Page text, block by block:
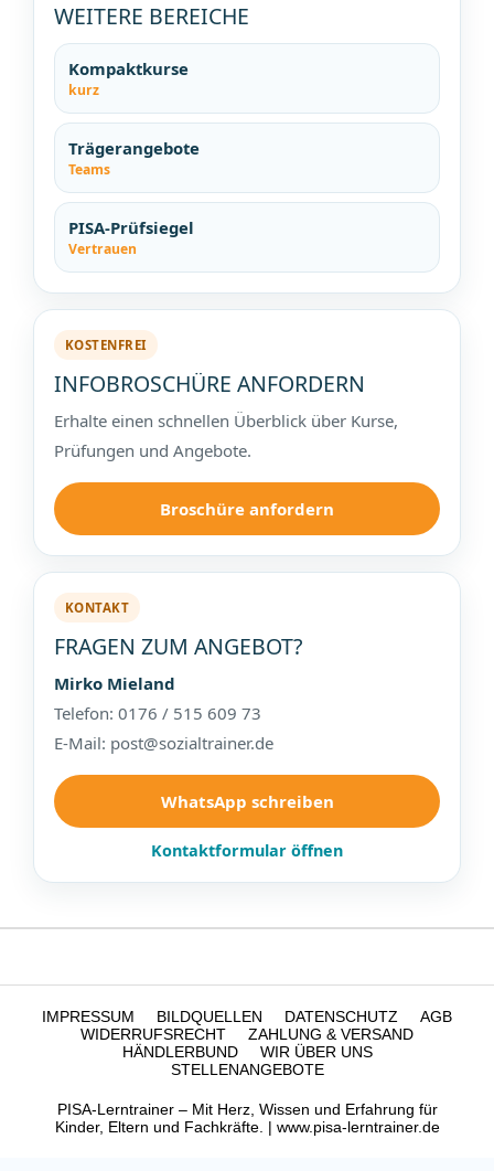
WEITERE BEREICHE
Kompaktkurse
kurz
Trägerangebote
Teams
PISA-Prüfsiegel
Vertrauen
KOSTENFREI
INFOBROSCHÜRE ANFORDERN
Erhalte einen schnellen Überblick über Kurse,
Prüfungen und Angebote.
Broschüre anfordern
KONTAKT
FRAGEN ZUM ANGEBOT?
Mirko Mieland
Telefon: 0176 / 515 609 73
E-Mail: post@sozialtrainer.de
WhatsApp schreiben
Kontaktformular öffnen
IMPRESSUM BILDQUELLEN DATENSCHUTZ
AGB
WIDERRUFSRECHT
ZAHLUNG & VERSAND
HÄNDLERBUND
WIR ÜBER UNS
STELLENANGEBOTE
PISA-Lerntrainer – Mit Herz, Wissen und Erfahrung für
Kinder, Eltern und Fachkräfte. | www.pisa-lerntrainer.de